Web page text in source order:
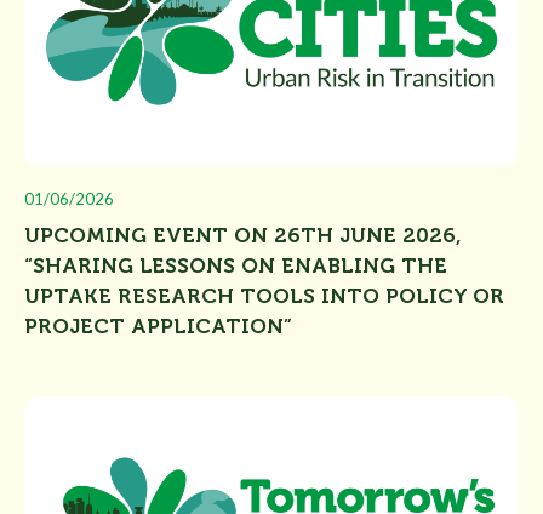
01/06/2026
UPCOMING EVENT ON 26TH JUNE 2026,
“SHARING LESSONS ON ENABLING THE
UPTAKE RESEARCH TOOLS INTO POLICY OR
PROJECT APPLICATION”